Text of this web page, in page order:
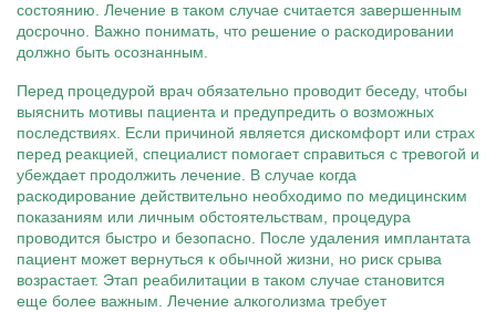
состоянию. Лечение в таком случае считается завершенным
досрочно. Важно понимать, что решение о раскодировании
должно быть осознанным.
Перед процедурой врач обязательно проводит беседу, чтобы
выяснить мотивы пациента и предупредить о возможных
последствиях. Если причиной является дискомфорт или страх
перед реакцией, специалист помогает справиться с тревогой и
убеждает продолжить лечение. В случае когда
раскодирование действительно необходимо по медицинским
показаниям или личным обстоятельствам, процедура
проводится быстро и безопасно. После удаления имплантата
пациент может вернуться к обычной жизни, но риск срыва
возрастает. Этап реабилитации в таком случае становится
еще более важным. Лечение алкоголизма требует